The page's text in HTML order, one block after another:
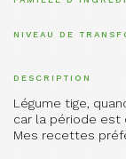
NIVEAU DE
DESCRIPTION
Légume tige,
car la période est
Mes recettes